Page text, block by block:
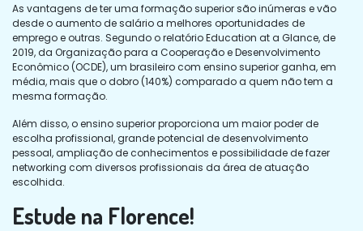
As vantagens de ter uma formação superior são inúmeras e vão
desde o aumento de salário a melhores oportunidades de
emprego e outras. Segundo o relatório Education at a Glance, de
2019, da Organização para a Cooperação e Desenvolvimento
Econômico (OCDE), um brasileiro com ensino superior ganha, em
média, mais que o dobro (140%) comparado a quem não tem a
mesma formação.
Além disso, o ensino superior proporciona um maior poder de
escolha profissional, grande potencial de desenvolvimento
pessoal, ampliação de conhecimentos e possibilidade de fazer
networking com diversos profissionais da área de atuação
escolhida.
Estude na Florence!